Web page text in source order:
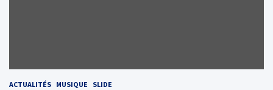
ACTUALITÉS MUSIQUE SLIDE